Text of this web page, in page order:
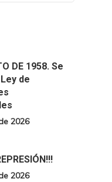
DE 1958. Se
de
2026
2026